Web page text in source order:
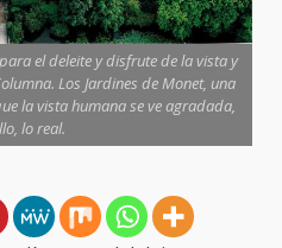
el deleite y disfrute de la vista y
Los Jardines de Monet, una
la vista humana se ve agradada,
lo real.